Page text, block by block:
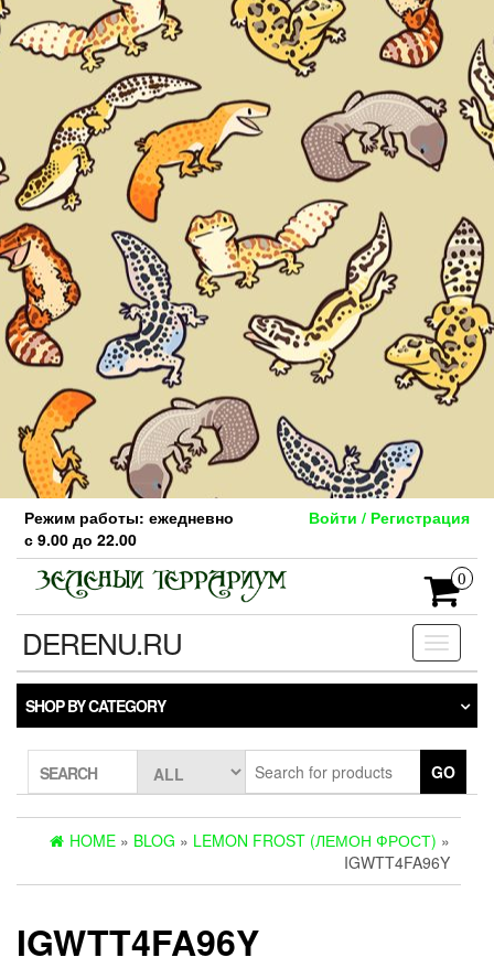
Skip
the
content
Режим работы: ежедневно
с 9.00 до 22.00
Войти / Регистрация
0
Toggle
DERENU.RU
SHOP BY CATEGORY
SEARCH GO
HOME » BLOG » LEMON FROST (ЛЕМОН ФРОСТ) »
IGWTT4FA96Y
IGWTT4FA96Y